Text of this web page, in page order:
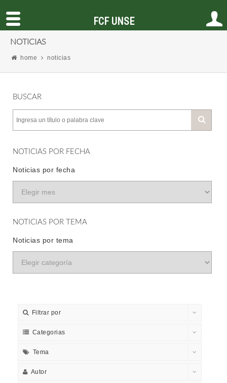
NOTICIAS
home noticias
BUSCAR
NOTICIAS POR FECHA
Noticias por fecha
NOTICIAS POR TEMA
Noticias por tema
Filtrar por
Categorias
Tema
Autor
FCF UNSE